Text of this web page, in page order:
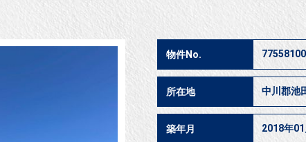
物件No. 77558100
所在地 中川郡池
築年月 2018年01